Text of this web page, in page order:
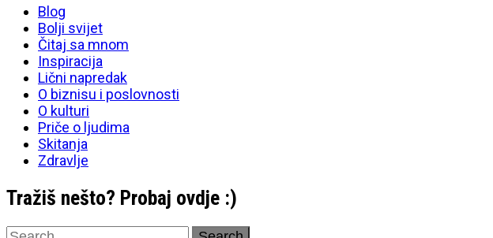
Blog
Bolji svijet
Čitaj sa mnom
Inspiracija
Lični napredak
O biznisu i poslovnosti
O kulturi
Priče o ljudima
Skitanja
Zdravlje
Tražiš nešto? Probaj ovdje :)
Search